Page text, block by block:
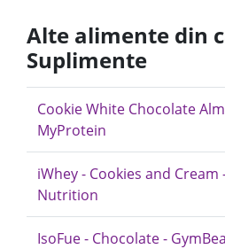
Alte alimente din
Suplimente
Cookie White Chocolate
MyProtein
iWhey - Cookies and Cream
Nutrition
IsoFue - Chocolate -